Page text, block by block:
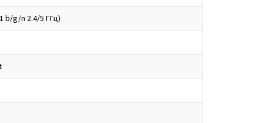
b/g/n 2.4/5 ГГц)